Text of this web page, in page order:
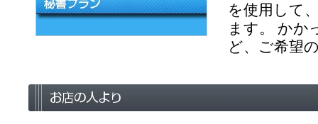
を使用して
ます。 かか
ど、ご希望